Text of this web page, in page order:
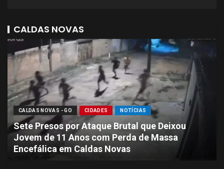
CALDAS NOVAS
CALDAS NOVAS - GO CIDADES NOTÍCIAS
Sete Presos por Ataque Brutal que Deixou
Jovem de 11 Anos com Perda de Massa
Encefálica em Caldas Novas